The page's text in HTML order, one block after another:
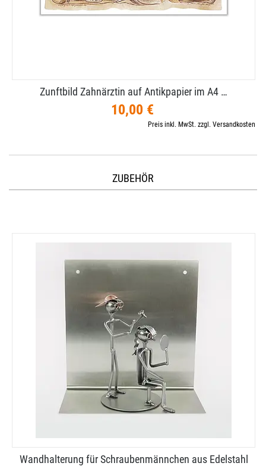
Zunftbild Zahnärztin auf Antikpapier im A4 …
10,00 €
Preis inkl. MwSt. zzgl. Versandkosten
ZUBEHÖR
Wandhalterung für Schraubenmännchen aus Edelstahl